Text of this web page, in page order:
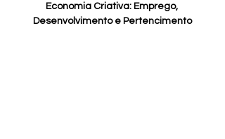
Economia Criativa: Emprego,
Desenvolvimento e Pertencimento